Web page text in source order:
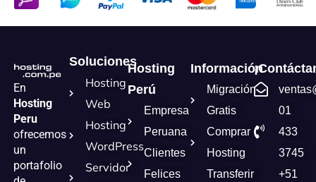
En
Hosting
Peru
ofrecemos
un
portafolio
Soluciones
Hosting
Web
Hosting
WordPress
Servidor
Hosting
Perú
Empresa
Peruana
Clientes
Felices
Información
Migración
Gratis
Comprar
Hosting
Transferir
01
433
3745
+51